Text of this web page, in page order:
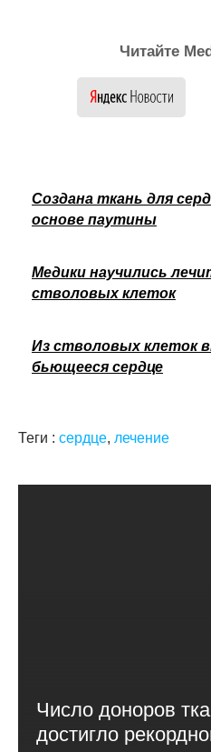
Читайте
Создана ткань для
основе паутины
Медики научились
стволовых клеток
Из стволовых клеток
бьющееся сердце
Теги : сердце, лечение
Число доноров
достигло